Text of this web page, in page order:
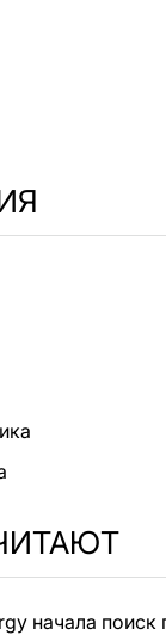
начала поиск